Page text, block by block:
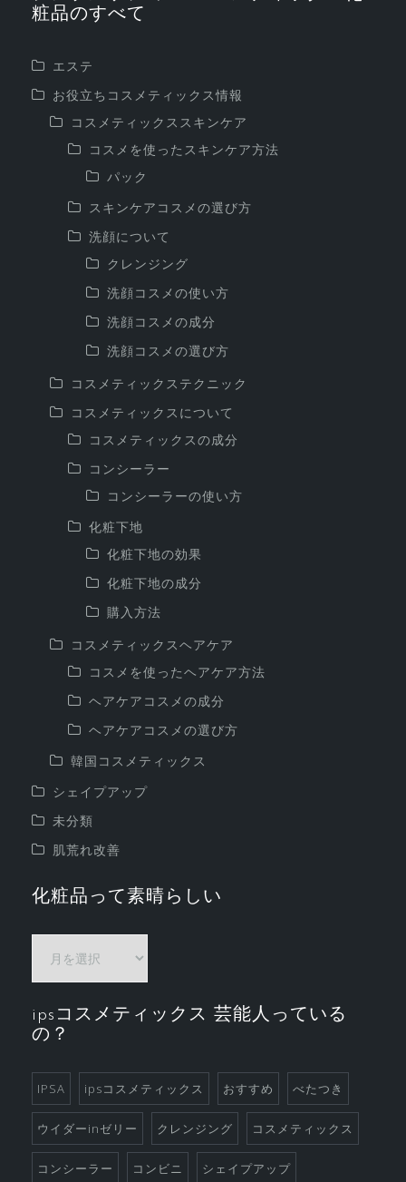
粧品のすべて
エステ
お役立ちコスメティックス情報
コスメティックススキンケア
コスメを使ったスキンケア方法
パック
スキンケアコスメの選び方
洗顔について
クレンジング
洗顔コスメの使い方
洗顔コスメの成分
洗顔コスメの選び方
コスメティックステクニック
コスメティックスについて
コスメティックスの成分
コンシーラー
コンシーラーの使い方
化粧下地
化粧下地の効果
化粧下地の成分
購入方法
コスメティックスヘアケア
コスメを使ったヘアケア方法
ヘアケアコスメの成分
ヘアケアコスメの選び方
韓国コスメティックス
シェイプアップ
未分類
肌荒れ改善
化粧品って素晴らしい
っ
て
晴
ら
し
い
ipsコスメティックス 芸能人っている
の？
IPSA ipsコスメティックス おすすめ べたつき
ウイダーinゼリー クレンジング コスメティックス
コンシーラー コンビニ シェイプアップ